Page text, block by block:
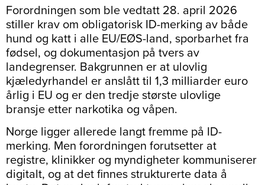
Forordningen som ble vedtatt 28. april 2026
stiller krav om obligatorisk ID-merking av både
hund og katt i alle EU/EØS-land, sporbarhet fra
fødsel, og dokumentasjon på tvers av
landegrenser. Bakgrunnen er at ulovlig
kjæledyrhandel er anslått til 1,3 milliarder euro
årlig i EU og er den tredje største ulovlige
bransje etter narkotika og våpen.
Norge ligger allerede langt fremme på ID-
merking. Men forordningen forutsetter at
registre, klinikker og myndigheter kommuniserer
digitalt, og at det finnes strukturerte data å